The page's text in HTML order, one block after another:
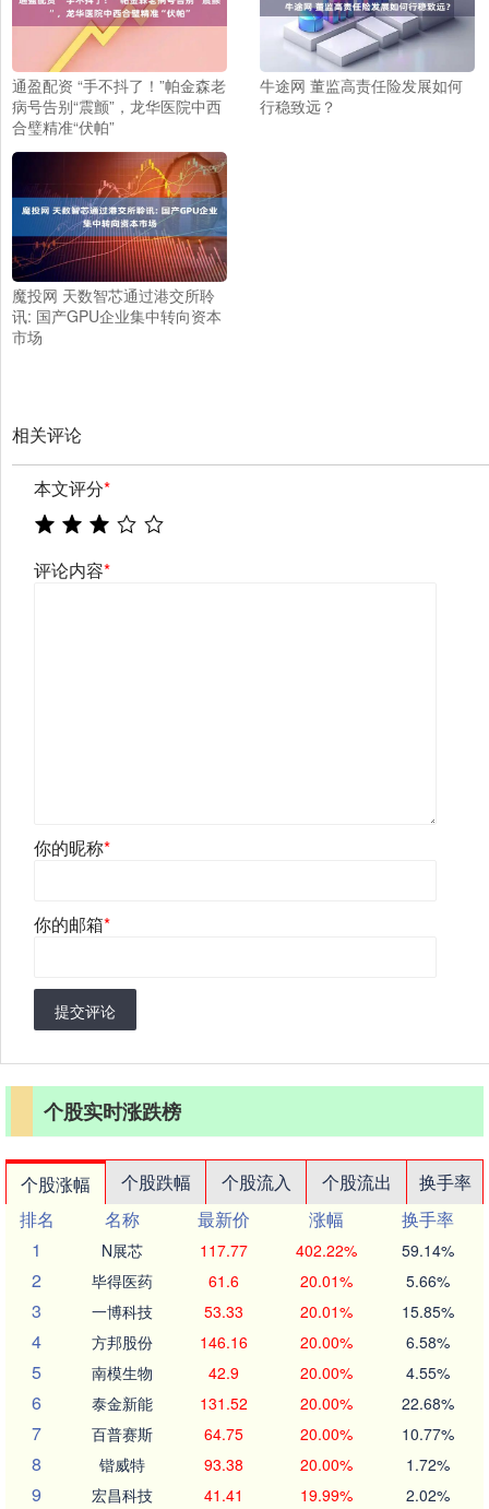
通盈配资 “手不抖了！”帕金森老
病号告别“震颤”，龙华医院中西
合璧精准“伏帕”
牛途网 董监高责任险发展如何
行稳致远？
魔投网 天数智芯通过港交所聆
讯: 国产GPU企业集中转向资本
市场
相关评论
本文评分*
评论内容*
你的昵称*
你的邮箱*
提交评论
个股实时涨跌榜
个股涨幅 个股跌幅 个股流入 个股流出
换手率
排名
名称 最新价 涨幅
换手率
1
N展芯 117.77 402.22% 59.14%
2 毕得医药 61.6 20.01% 5.66%
3 一博科技 53.33 20.01% 15.85%
4 方邦股份 146.16 20.00% 6.58%
5 南模生物 42.9 20.00% 4.55%
6 泰金新能 131.52 20.00% 22.68%
7 百普赛斯 64.75 20.00% 10.77%
8 锴威特 93.38 20.00% 1.72%
9 宏昌科技 41.41 19.99% 2.02%